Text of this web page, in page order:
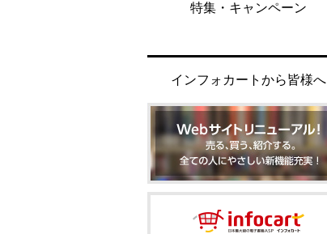
特集・キャンペーン
インフォカートから皆様へ